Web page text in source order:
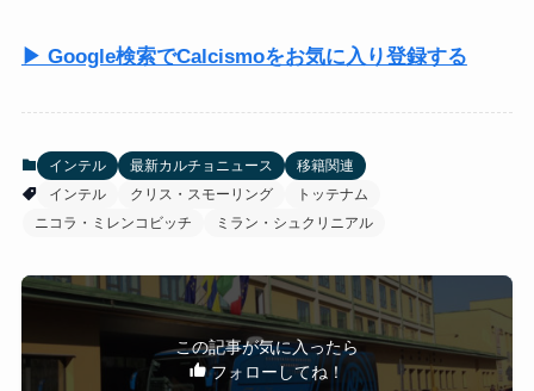
▶ Google検索でCalcismoをお気に入り登録する
インテル 最新カルチョニュース
移籍関連
インテル
クリス・スモーリング
トッテナム
ニコラ・ミレンコビッチ
ミラン・シュクリニアル
この記事が気に入ったら
フォローしてね！